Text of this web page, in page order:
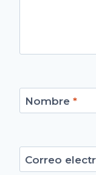
Nombre *
Correo